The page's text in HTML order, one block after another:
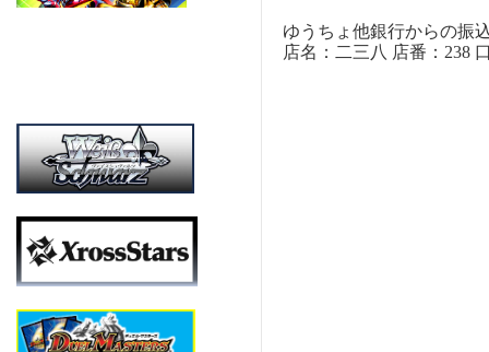
ゆうちょ他銀行からの振
店名：二三八 店番：238